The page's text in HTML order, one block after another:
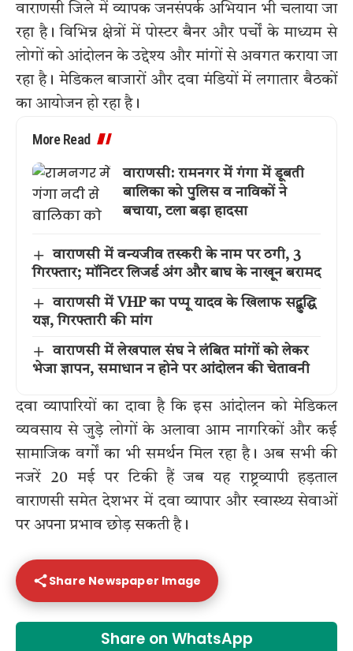
वाराणसी जिले में व्यापक जनसंपर्क अभियान भी चलाया जा
रहा है। विभिन्न क्षेत्रों में पोस्टर बैनर और पर्चों के माध्यम से
लोगों को आंदोलन के उद्देश्य और मांगों से अवगत कराया जा
रहा है। मेडिकल बाजारों और दवा मंडियों में लगातार बैठकों
का आयोजन हो रहा है।
More Read
वाराणसी: रामनगर में गंगा में डूबती
बालिका को पुलिस व नाविकों ने
बचाया, टला बड़ा हादसा
वाराणसी में वन्यजीव तस्करी के नाम पर ठगी, 3
गिरफ्तार; मॉनिटर लिजर्ड अंग और बाघ के नाखून बरामद
वाराणसी में VHP का पप्पू यादव के खिलाफ सद्बुद्धि
यज्ञ, गिरफ्तारी की मांग
वाराणसी में लेखपाल संघ ने लंबित मांगों को लेकर
भेजा ज्ञापन, समाधान न होने पर आंदोलन की चेतावनी
दवा व्यापारियों का दावा है कि इस आंदोलन को मेडिकल
व्यवसाय से जुड़े लोगों के अलावा आम नागरिकों और कई
सामाजिक वर्गों का भी समर्थन मिल रहा है। अब सभी की
नजरें 20 मई पर टिकी हैं जब यह राष्ट्रव्यापी हड़ताल
वाराणसी समेत देशभर में दवा व्यापार और स्वास्थ्य सेवाओं
पर अपना प्रभाव छोड़ सकती है।
Share Newspaper Image
Share on WhatsApp